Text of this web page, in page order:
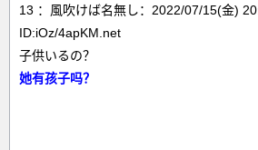
13 ：風吹けば名無し：2022/07/15(金)
ID:iOz/4apKM.net
子供いるの？
她有孩子吗？